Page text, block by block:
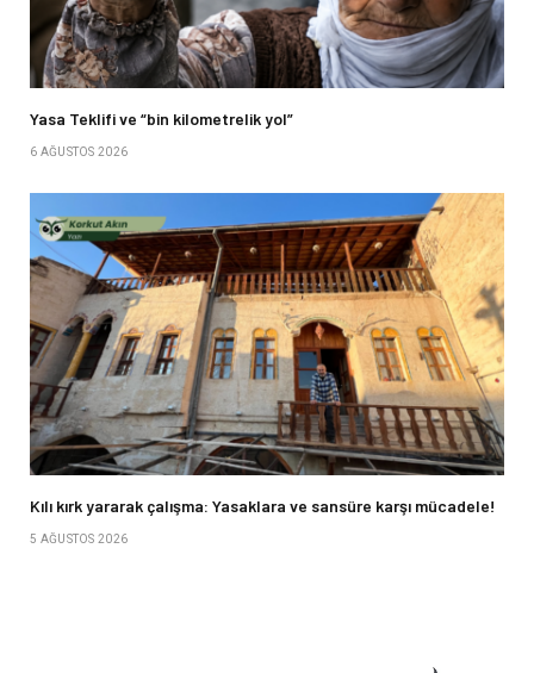
Yasa Teklifi ve “bin kilometrelik yol”
6 AĞUSTOS 2026
Kılı kırk yararak çalışma: Yasaklara ve sansüre karşı mücadele!
5 AĞUSTOS 2026